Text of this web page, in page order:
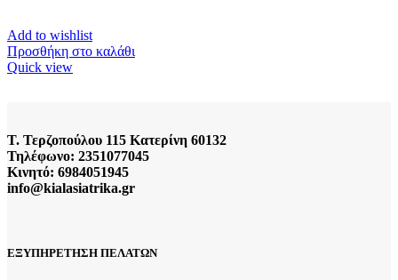
Add to wishlist
Προσθήκη στο καλάθι
Quick view
Τ. Τερζοπούλου 115 Κατερίνη 60132
Τηλέφωνο: 2351077045
Κινητό: 6984051945
info@kialasiatrika.gr
ΕΞΥΠΗΡΕΤΗΣΗ ΠΕΛΑΤΩΝ